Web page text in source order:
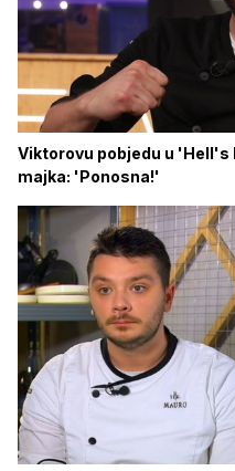
Viktorovu pobjedu u
majka: 'Ponosna!'